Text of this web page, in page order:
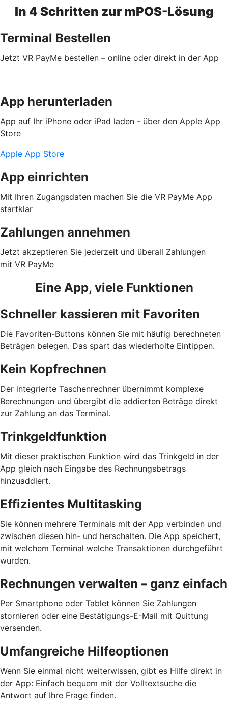
In 4 Schritten zur mPOS-Lösung
Terminal Bestellen
Jetzt VR PayMe bestellen – online oder direkt in der App
App herunterladen
App auf Ihr iPhone oder iPad laden - über den Apple App
Store
Apple App Store
App einrichten
Mit Ihren Zugangsdaten machen Sie die VR PayMe App
startklar
Zahlungen annehmen
Jetzt akzeptieren Sie jederzeit und überall Zahlungen
mit VR PayMe
Eine App, viele Funktionen
Schneller kassieren mit Favoriten
Die Favoriten-Buttons können Sie mit häufig berechneten
Beträgen belegen. Das spart das wiederholte Eintippen.
Kein Kopfrechnen
Der integrierte Taschenrechner übernimmt komplexe
Berechnungen und übergibt die addierten Beträge direkt
zur Zahlung an das Terminal.
Trinkgeldfunktion
Mit dieser praktischen Funktion wird das Trinkgeld in der
App gleich nach Eingabe des Rechnungsbetrags
hinzuaddiert.
Effizientes Multitasking
Sie können mehrere Terminals mit der App verbinden und
zwischen diesen hin- und herschalten. Die App speichert,
mit welchem Terminal welche Transaktionen durchgeführt
wurden.
Rechnungen verwalten – ganz einfach
Per Smartphone oder Tablet können Sie Zahlungen
stornieren oder eine Bestätigungs-E-Mail mit Quittung
versenden.
Umfangreiche Hilfeoptionen
Wenn Sie einmal nicht weiterwissen, gibt es Hilfe direkt in
der App: Einfach bequem mit der Volltextsuche die
Antwort auf Ihre Frage finden.